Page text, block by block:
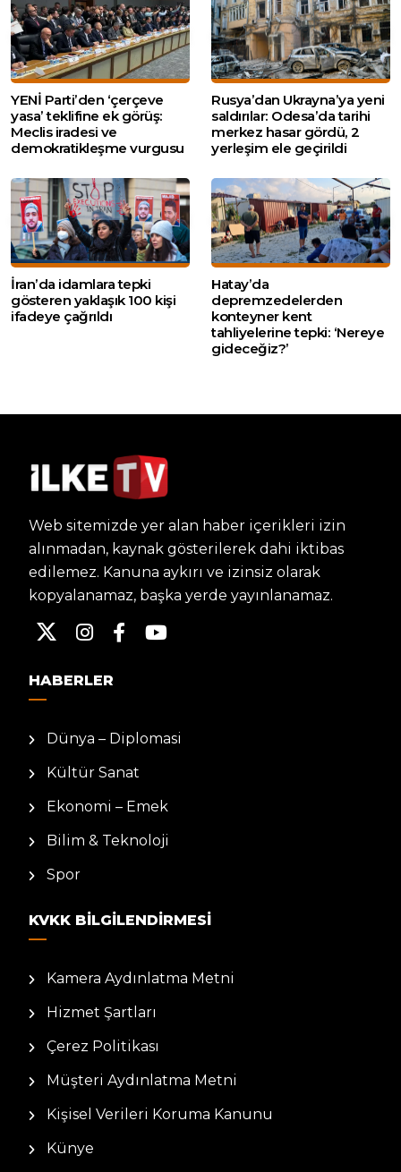
YENİ Parti’den ‘çerçeve
yasa’ teklifine ek görüş:
Meclis iradesi ve
demokratikleşme vurgusu
Rusya’dan Ukrayna’ya yeni
saldırılar: Odesa’da tarihi
merkez hasar gördü, 2
yerleşim ele geçirildi
İran’da idamlara tepki
gösteren yaklaşık 100 kişi
ifadeye çağrıldı
Hatay’da
depremzedelerden
konteyner kent
tahliyelerine tepki: ‘Nereye
gideceğiz?’
Web sitemizde yer alan haber içerikleri izin
alınmadan, kaynak gösterilerek dahi iktibas
edilemez. Kanuna aykırı ve izinsiz olarak
kopyalanamaz, başka yerde yayınlanamaz.
HABERLER
Dünya – Diplomasi
Kültür Sanat
Ekonomi – Emek
Bilim & Teknoloji
Spor
KVKK BILGILENDIRMESI
Kamera Aydınlatma Metni
Hizmet Şartları
Çerez Politikası
Müşteri Aydınlatma Metni
Kişisel Verileri Koruma Kanunu
Künye